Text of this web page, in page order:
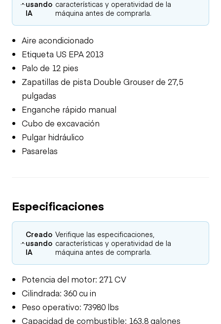
usando
IA
características y operatividad de la
máquina antes de comprarla.
Aire acondicionado
Etiqueta US EPA 2013
Palo de 12 pies
Zapatillas de pista Double Grouser de 27,5
pulgadas
Enganche rápido manual
Cubo de excavación
Pulgar hidráulico
Pasarelas
Especificaciones
Creado
usando
IA
Verifique las especificaciones,
características y operatividad de la
máquina antes de comprarla.
Potencia del motor: 271 CV
Cilindrada: 360 cu in
Peso operativo: 73980 lbs
Capacidad de combustible: 163,8 galones